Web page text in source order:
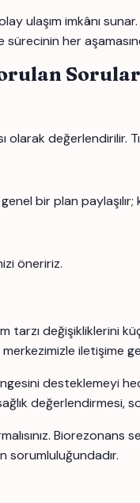
ulaşım imkânı
sürecinin her
Sorular
değerlendirilir.
bir plan
öneririz.
tarzı
iletişime
desteklemeyi
sorumluluğundadır.